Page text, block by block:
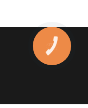
КНОПКА
ЗВ'ЯЗКУ